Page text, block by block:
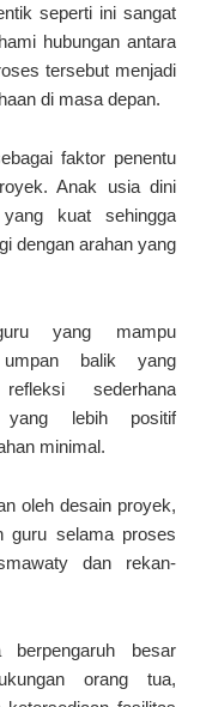
seperti ini sangat
hubungan antara
tersebut menjadi
di masa depan.
faktor penentu
Anak usia dini
yang kuat sehingga
dengan arahan yang
yang mampu
umpan balik yang
sederhana
yang lebih positif
minimal.
oleh desain proyek,
guru selama proses
dan rekan-
besar
orang tua,